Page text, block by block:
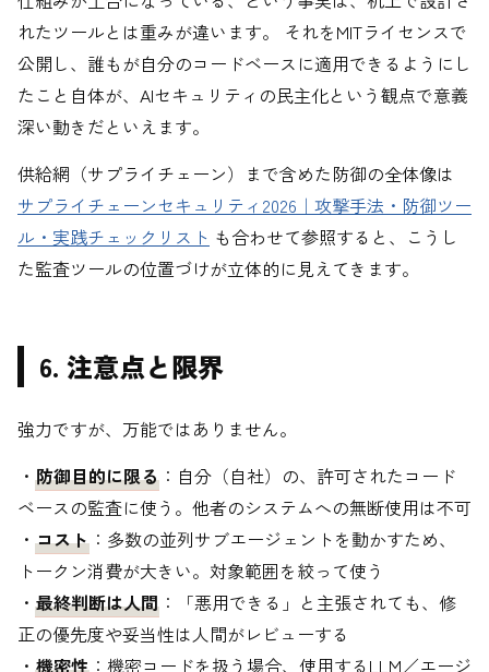
れたツールとは重みが違います。 それをMITライセンスで
公開し、誰もが自分のコードベースに適用できるようにし
たこと自体が、AIセキュリティの民主化という観点で意義
深い動きだといえます。
供給網（サプライチェーン）まで含めた防御の全体像は
サプライチェーンセキュリティ2026｜攻撃手法・防御ツー
ル・実践チェックリスト も合わせて参照すると、こうし
た監査ツールの位置づけが立体的に見えてきます。
6. 注意点と限界
強力ですが、万能ではありません。
・ 防御目的に限る ：自分（自社）の、許可されたコード
ベースの監査に使う。他者のシステムへの無断使用は不可
・ コスト ：多数の並列サブエージェントを動かすため、
トークン消費が大きい。対象範囲を絞って使う
・ 最終判断は人間 ：「悪用できる」と主張されても、修
正の優先度や妥当性は人間がレビューする
・ 機密性 ：機密コードを扱う場合、使用するLLM／エージ